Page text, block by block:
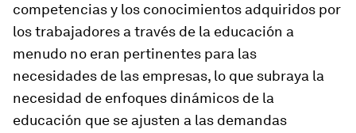
competencias y los conocimientos adquiridos por
los trabajadores a través de la educación a
menudo no eran pertinentes para las
necesidades de las empresas, lo que subraya la
necesidad de enfoques dinámicos de la
educación que se ajusten a las demandas